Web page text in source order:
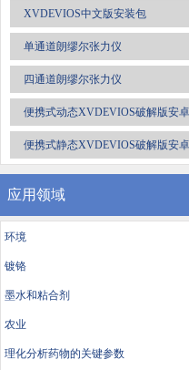
XVDEVIOS中文版安装包
单通道朗缪尔张力仪
四通道朗缪尔张力仪
便携式动态XVDEVIOS破解版安卓
手机安装包
便携式静态XVDEVIOS破解版安卓
手机安装包
应用领域
环境
镀铬
墨水和粘合剂
农业
理化分析药物的关键参数